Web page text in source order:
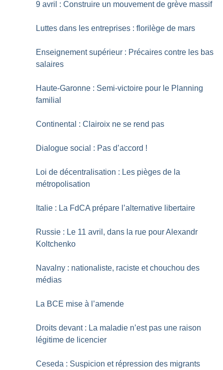
9 avril : Construire un mouvement de grève massif
Luttes dans les entreprises : florilège de mars
Enseignement supérieur : Précaires contre les bas
salaires
Haute-Garonne : Semi-victoire pour le Planning
familial
Continental : Clairoix ne se rend pas
Dialogue social : Pas d’accord !
Loi de décentralisation : Les pièges de la
métropolisation
Italie : La FdCA prépare l’alternative libertaire
Russie : Le 11 avril, dans la rue pour Alexandr
Koltchenko
Navalny : nationaliste, raciste et chouchou des
médias
La BCE mise à l’amende
Droits devant : La maladie n’est pas une raison
légitime de licencier
Ceseda : Suspicion et répression des migrants